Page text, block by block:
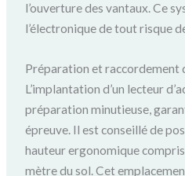
l’ouverture des vantaux. Ce
l’électronique de tout risque
Préparation et
L’implantation d’un lecteur
préparation minutieuse,
épreuve. Il est conseillé de
hauteur ergonomique
mètre du sol. Cet